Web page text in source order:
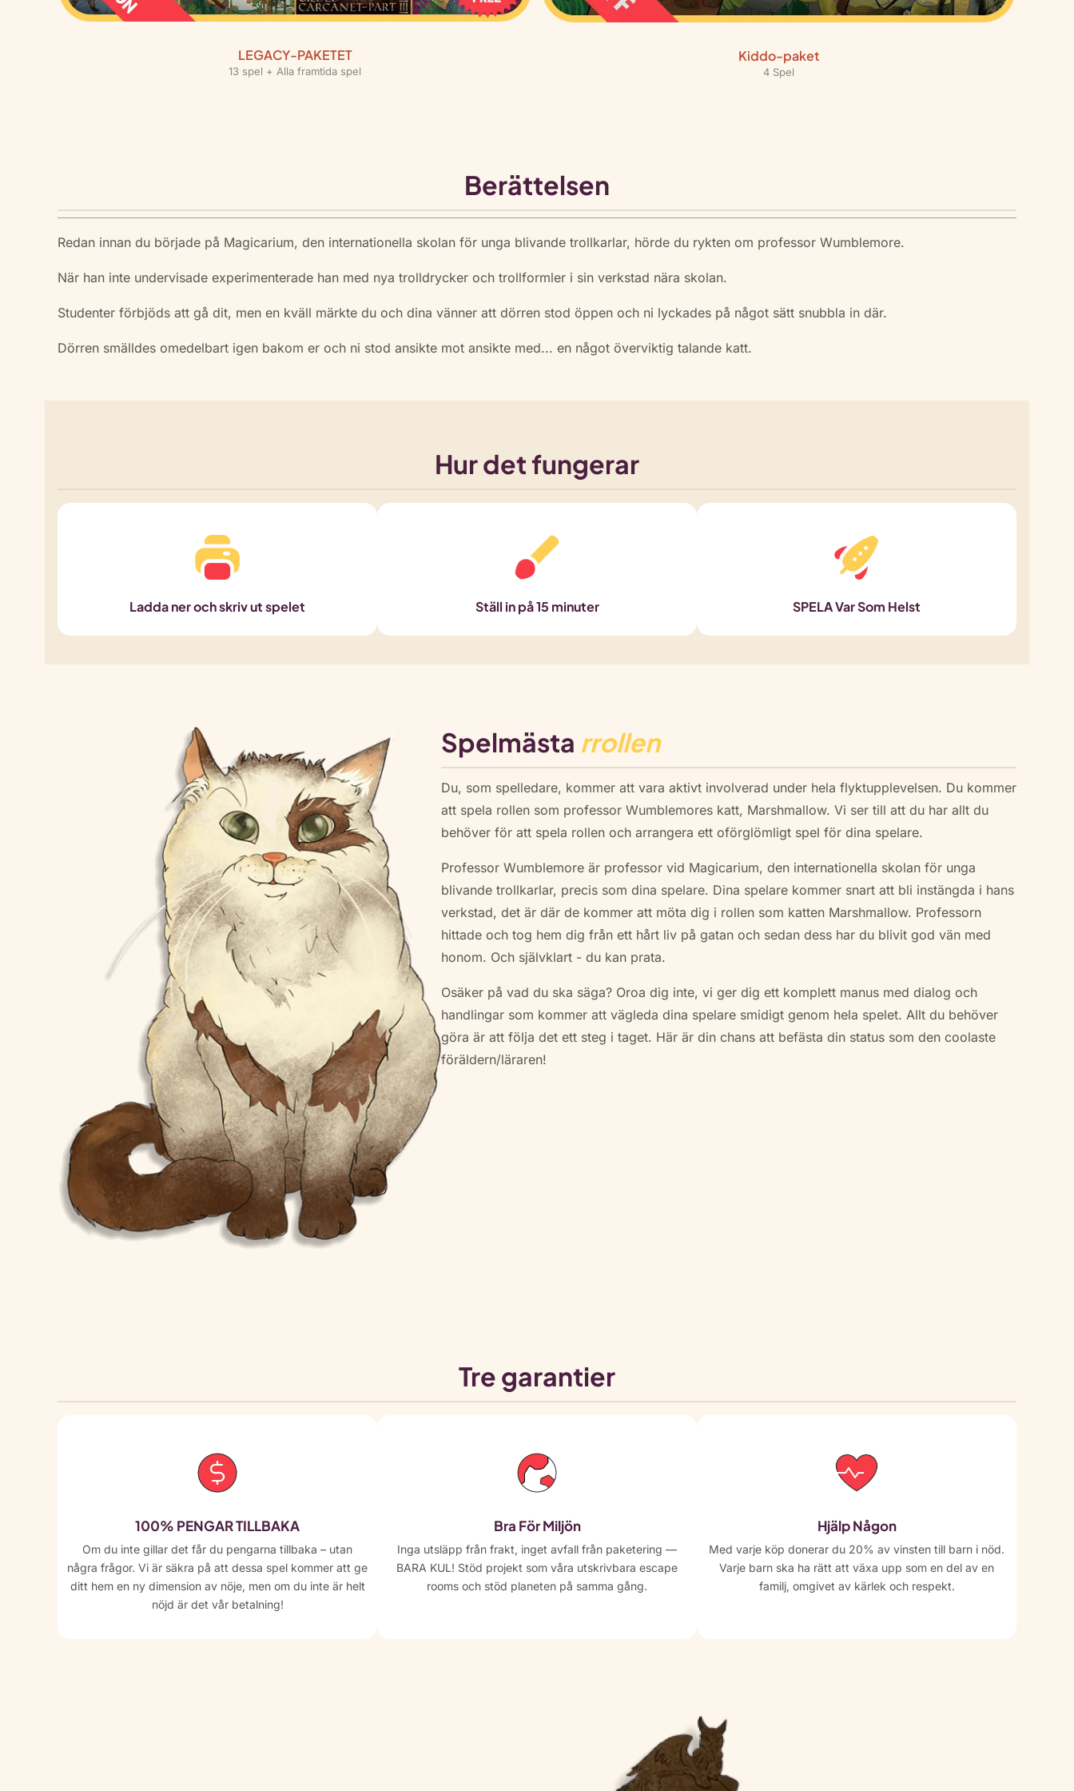
LEGACY-PAKETET
13 spel + Alla framtida spel
Kiddo-paket
4 Spel
Berättelsen
Redan innan du började på Magicarium, den internationella skolan för unga blivande trollkarlar, hörde du rykten om professor Wumblemore.
När han inte undervisade experimenterade han med nya trolldrycker och trollformler i sin verkstad nära skolan.
Studenter förbjöds att gå dit, men en kväll märkte du och dina vänner att dörren stod öppen och ni lyckades på något sätt snubbla in där.
Dörren smälldes omedelbart igen bakom er och ni stod ansikte mot ansikte med... en något överviktig talande katt.
Hur det fungerar
Ladda ner och skriv ut spelet Ställ in på 15 minuter SPELA Var Som Helst
Spelmästa rrollen
Du, som spelledare, kommer att vara aktivt involverad under hela flyktupplevelsen. Du kommer
att spela rollen som professor Wumblemores katt, Marshmallow. Vi ser till att du har allt du
behöver för att spela rollen och arrangera ett oförglömligt spel för dina spelare.
Professor Wumblemore är professor vid Magicarium, den internationella skolan för unga
blivande trollkarlar, precis som dina spelare. Dina spelare kommer snart att bli instängda i hans
verkstad, det är där de kommer att möta dig i rollen som katten Marshmallow. Professorn
hittade och tog hem dig från ett hårt liv på gatan och sedan dess har du blivit god vän med
honom. Och självklart - du kan prata.
Osäker på vad du ska säga? Oroa dig inte, vi ger dig ett komplett manus med dialog och
handlingar som kommer att vägleda dina spelare smidigt genom hela spelet. Allt du behöver
göra är att följa det ett steg i taget. Här är din chans att befästa din status som den coolaste
föräldern/läraren!
Tre garantier
100% PENGAR TILLBAKA
Om du inte gillar det får du pengarna tillbaka – utan
några frågor. Vi är säkra på att dessa spel kommer att ge
ditt hem en ny dimension av nöje, men om du inte är helt
nöjd är det vår betalning!
Bra För Miljön
Inga utsläpp från frakt, inget avfall från paketering —
BARA KUL! Stöd projekt som våra utskrivbara escape
rooms och stöd planeten på samma gång.
Hjälp Någon
Med varje köp donerar du 20% av vinsten till barn i nöd.
Varje barn ska ha rätt att växa upp som en del av en
familj, omgivet av kärlek och respekt.